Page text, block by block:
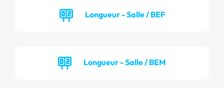
Longueur - Salle / BEF
Longueur - Salle / BEM